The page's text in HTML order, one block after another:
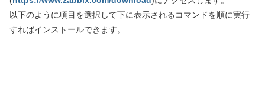
以下のように項目を選択して下に表示されるコマンドを順に実行
すればインストールできます。